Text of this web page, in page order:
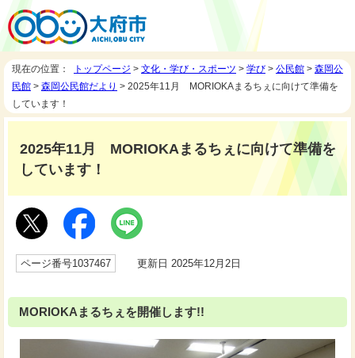
現在の位置： トップページ > 文化・学び・スポーツ > 学び > 公民館 > 森岡公
民館 > 森岡公民館だより > 2025年11月 MORIOKAまるちぇに向けて準備を
しています！
2025年11月 MORIOKAまるちぇに向けて準備を
しています！
ページ番号1037467 更新日 2025年12月2日
MORIOKAまるちぇを開催します!!